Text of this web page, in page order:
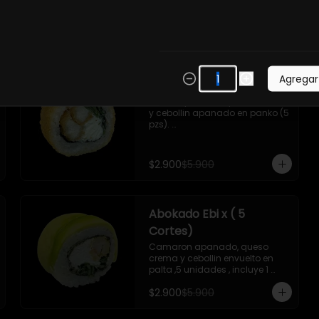
Hot Tori x 5 unidades
y cebollin apanado en panko (5
pzs).
$2.900$5.900
Abokado Ebi x ( 5
Cortes)
Camaron apanado, queso
crema y cebollin envuelto en
palta ,5 unidades , incluye 1
$2.900$5.900
Agregar